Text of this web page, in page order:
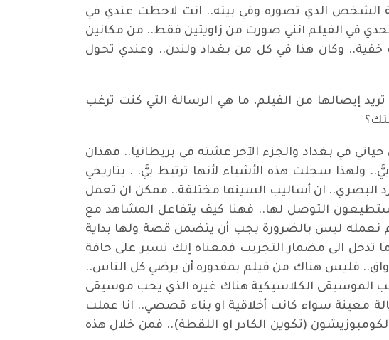
الشخص الذي تصوره وفي بيته.. انت لاحظت عندي في
في الفيلم انني صورت من زاويتين فقط.. من مكانين
وكان هذا في كل من بغداد ولندن.. وعندي تحول
إيصالها من الفيلم، ما هي الرسالة التي كنت ترغب
في بغداد والجزء الآخر عشته في بريطانيا.. فهذان
ولهذا سجلت هذه الأشياء لأنها ترتبط بيًّ. . بتاريخي
البصري.. ان أساليب السينما مختلفة.. ممكن ان تعمل
التوصل لها.. فهنا كيف يتفاعل المشاهد مع
نعمله ليس بالضرورة يجب أن يتضمن قصة ولها بداية
تدخل الى مضمار التجريب فمعناه إنك تسير على حافة
فليس هناك من فيلم بمقدوره أن يرضي كل الناس..
الموسيقى الكلاسيكية هناك غيره الذي يحب موسيقى
معينة سواء كانت أخلاقية او بناء قصصي.. انا عملت
(تكوين الكادر او اللقطة).. فمن خلال هذه